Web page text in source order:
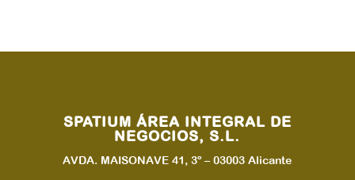
SPATIUM ÁREA INTEGRAL DE
NEGOCIOS, S.L.
AVDA. MAISONAVE 41, 3º – 03003 Alicante